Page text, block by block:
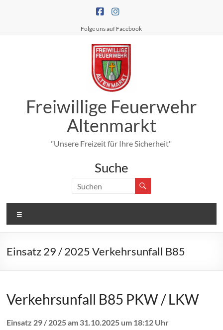
Folge uns auf Facebook
Freiwillige Feuerwehr
Altenmarkt
"Unsere Freizeit für Ihre Sicherheit"
Suche
Einsatz 29 / 2025 Verkehrsunfall B85
Verkehrsunfall B85 PKW / LKW
Einsatz 29 / 2025 am 31.10.2025 um 18:12 Uhr